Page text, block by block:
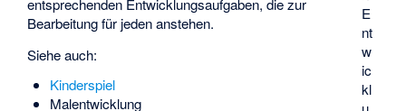
E
nt
w
ic
kl
entsprechenden Entwicklungsaufgaben, die zur
Bearbeitung für jeden anstehen.
Siehe auch:
Kinderspiel
Malentwicklung